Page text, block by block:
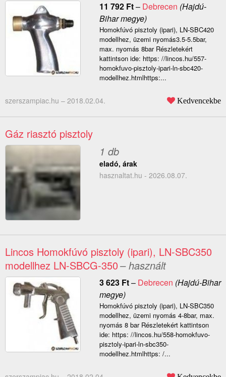
11 792 Ft– Debrecen (Hajdú-
Bihar megye)
Homokfúvó pisztoly (ipari), LN-SBC420
modellhez, üzemi nyomás3.5-5.5bar,
max. nyomás 8bar Részletekért
kattintson ide: https: //lincos.hu/557-
homokfuvo-pisztoly-ipari-ln-sbc420-
modellhez.htmlhttps:...
szerszampiac.hu – 2018.02.04. Kedvencekbe
Gáz riasztó pisztoly
1 db
eladó, árak
hasznaltat.hu - 2026.08.07.
Lincos Homokfúvó pisztoly (ipari), LN-SBC350
modellhez LN-SBCG-350– használt
3 623 Ft– Debrecen (Hajdú-Bihar
megye)
Homokfúvó pisztoly (ipari), LN-SBC350
modellhez, üzemi nyomás 4-8bar, max.
nyomás 8 bar Részletekért kattintson
ide: https: //lincos.hu/558-homokfuvo-
pisztoly-ipari-ln-sbc350-
modellhez.htmlhttps: /...